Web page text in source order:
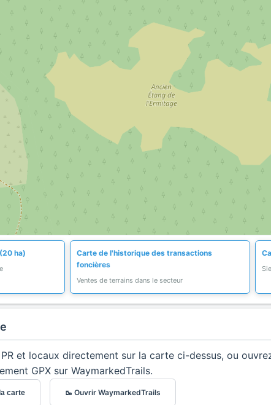
ha)
Carte de l'historique des transactions
foncières
Ventes de terrains dans le secteur
et locaux directement sur la carte ci-dessus, ou
GPX sur WaymarkedTrails.
carte 🥾 Ouvrir WaymarkedTrails